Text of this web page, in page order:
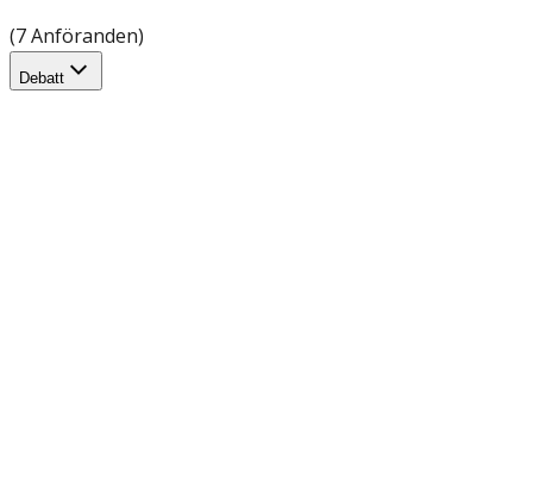
(7 Anföranden)
Debatt